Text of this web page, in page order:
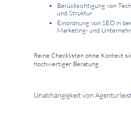
Berücksichtigung von
und Struktur
Einordnung von SEO in
Marketing- und
Reine Checklisten ohne Kontext
hochwertiger Beratung.
Unabhängigkeit von